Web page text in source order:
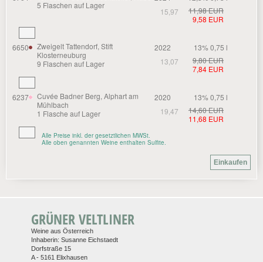
5 Flaschen auf Lager
15,97
11,98 EUR
9,58 EUR
6650
Zweigelt Tattendorf, Stift
Klosterneuburg
9 Flaschen auf Lager
2022
13% 0,75 l
13,07
9,80 EUR
7,84 EUR
6237
Cuvée Badner Berg, Alphart am
Mühlbach
1 Flasche auf Lager
2020
13% 0,75 l
19,47
14,60 EUR
11,68 EUR
Alle Preise inkl. der gesetztlichen MWSt.
Alle oben genannten Weine enthalten Sulfite.
GRÜNER VELTLINER
Weine aus Österreich
Inhaberin: Susanne Eichstaedt
Dorfstraße 15
A - 5161 Elixhausen